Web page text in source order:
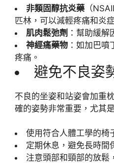
非類固醇抗炎藥 （
匹林，可以減輕疼痛和炎症
肌肉鬆弛劑 ：幫助緩解
神經痛藥物 ：如加巴
疼痛。
避免不良姿
不良的坐姿和站姿會加重
確的姿勢非常重要，尤其
使用符合人體工學的椅
定期休息，避免長時間
注意頭部和頸部的放鬆